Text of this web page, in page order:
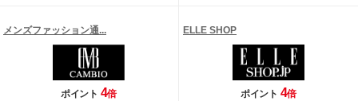
メンズファッション通...
ポイント 4倍
ELLE SHOP
ポイント 4倍